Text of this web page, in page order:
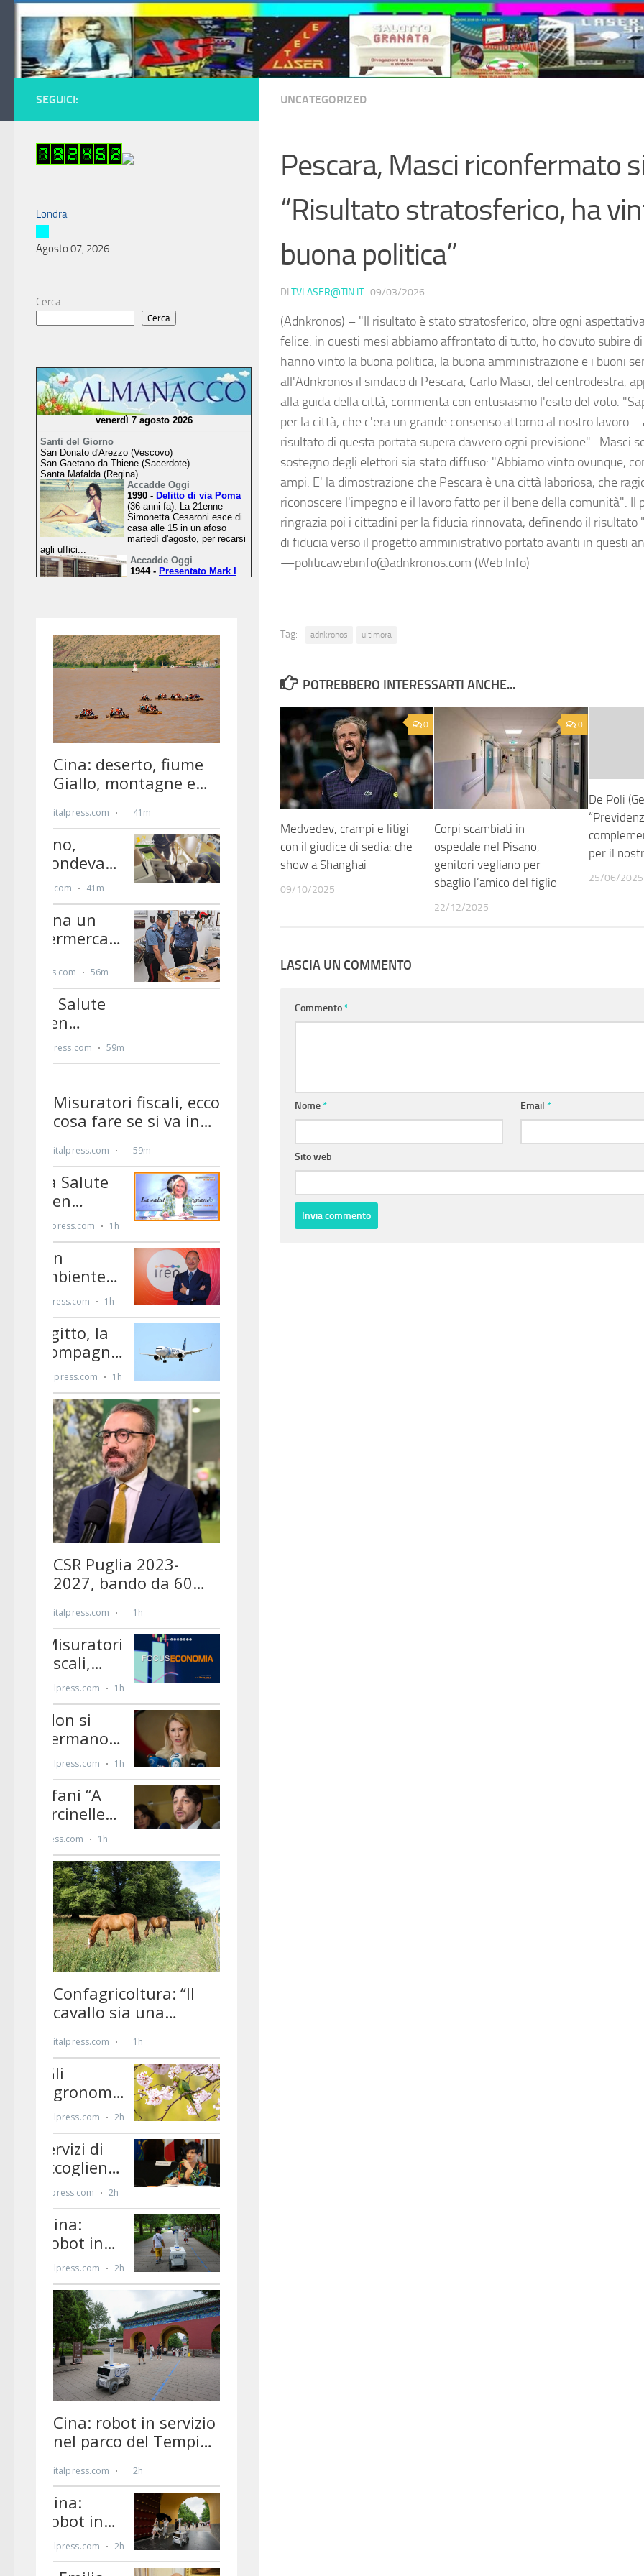
Salta al contenuto
UNCATEGORIZED
Pescara, Masci riconfermato
“Risultato stratosferico, ha
buona politica”
DI TVLASER@TIN.IT · 09/03/2026
(Adnkronos) – "Il risultato è stato stratosferico, oltre ogni
felice: in questi mesi abbiamo affrontato di tutto, ho dovuto subire
hanno vinto la buona politica, la buona amministrazione e i buoni
all'Adnkronos il sindaco di Pescara, Carlo Masci, del centrodestra,
alla guida della città, commenta con entusiasmo l'esito del voto.
per la città, che c'era un grande consenso attorno al nostro lavoro –
risultato di questa portata supera davvero ogni previsione". Masci
sostegno degli elettori sia stato diffuso: "Abbiamo vinto ovunque,
ampi. E' la dimostrazione che Pescara è una città laboriosa, che
riconoscere l'impegno e il lavoro fatto per il bene della comunità". Il
ringrazia poi i cittadini per la fiducia rinnovata, definendo il risultato
di fiducia verso il progetto amministrativo portato avanti in questi
—politicawebinfo@adnkronos.com (Web Info)
Tag: adnkronos ultimora
POTREBBERO INTERESSARTI ANCHE...
0
Medvedev, crampi e litigi
con il giudice di sedia: che
show a Shanghai
09/10/2025
0
Corpi scambiati in
ospedale nel Pisano,
genitori vegliano per
sbaglio l’amico del figlio
22/12/2025
De Poli
per il
25/06/2025
LASCIA UN COMMENTO
Commento*
Nome* Email*
Sito web
SEGUICI:
Londra
Agosto 07, 2026
Cerca
Cerca